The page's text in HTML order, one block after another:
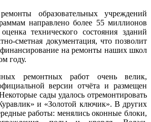
образовательных учреждений
направлено более 55 миллионов
технического состояния зданий
сметная документация, что позволит
финансирование на ремонты наших школ
году.
ремонтных работ очень велик,
версии отчёта и размещен
сады удалось отремонтировать
и «Золотой ключик». В других
работы: менялись оконные блоки,